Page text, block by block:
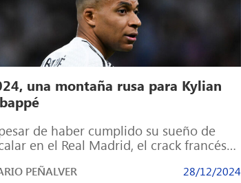
una montaña rusa para Kylian
de haber cumplido su sueño de
en el Real Madrid, el crack francés
PEÑALVER 28/12/2024